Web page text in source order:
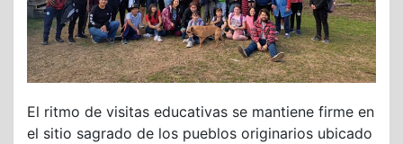
El ritmo de visitas educativas se mantiene firme en
el sitio sagrado de los pueblos originarios ubicado